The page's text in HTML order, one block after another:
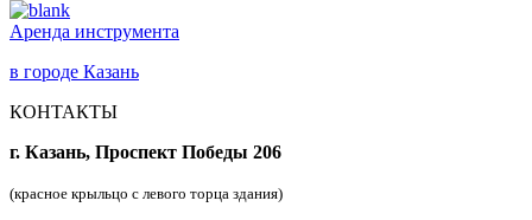
Аренда инструмента
в городе Казань
КОНТАКТЫ
г. Казань, Проспект Победы 206
(красное крыльцо с левого торца здания)